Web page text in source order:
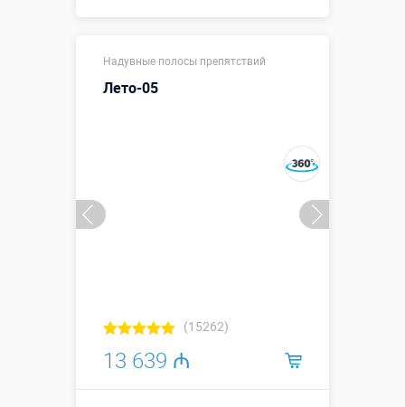
Размеры, м:
3,2 м
Больше деталей →
Надувные полосы препятствий
Лето-05
(15262)
13 639 ₼